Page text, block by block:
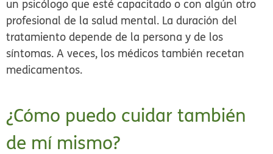
un psicólogo que esté capacitado o con algún otro
profesional de la salud mental. La duración del
tratamiento depende de la persona y de los
síntomas. A veces, los médicos también recetan
medicamentos.
¿Cómo puedo cuidar también
de mí mismo?